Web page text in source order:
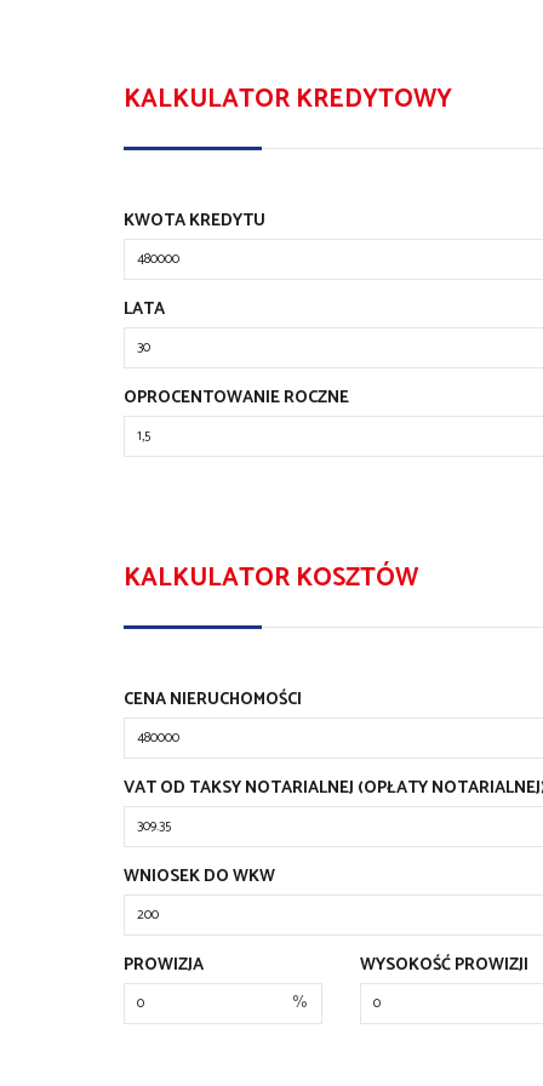
KALKULATOR KREDYTOWY
KWOTA KREDYTU
LATA
OPROCENTOWANIE ROCZNE
KALKULATOR KOSZTÓW
CENA NIERUCHOMOŚCI
VAT OD TAKSY NOTARIALNEJ (OPŁATY
WNIOSEK DO WKW
PROWIZJA
%
WYSOKOŚĆ PROWIZJI